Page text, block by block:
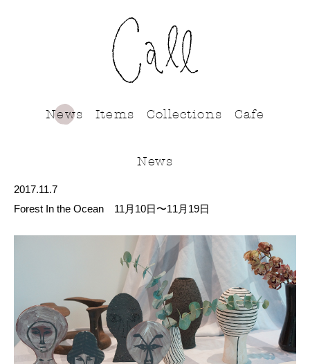
News Items Collections Cafe
News
2017.11.7
Forest In the Ocean 11月10日〜11月19日